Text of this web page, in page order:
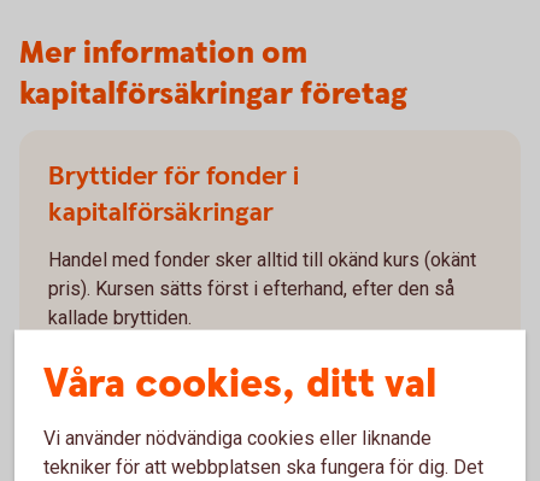
Mer information om
kapitalförsäkringar företag
Bryttider för fonder i
kapitalförsäkringar
Handel med fonder sker alltid till okänd kurs (okänt
pris). Kursen sätts först i efterhand, efter den så
kallade bryttiden.
Bryttider för fonder iförsäkringar
Våra cookies, ditt val
Vi använder nödvändiga cookies eller liknande
tekniker för att webbplatsen ska fungera för dig. Det